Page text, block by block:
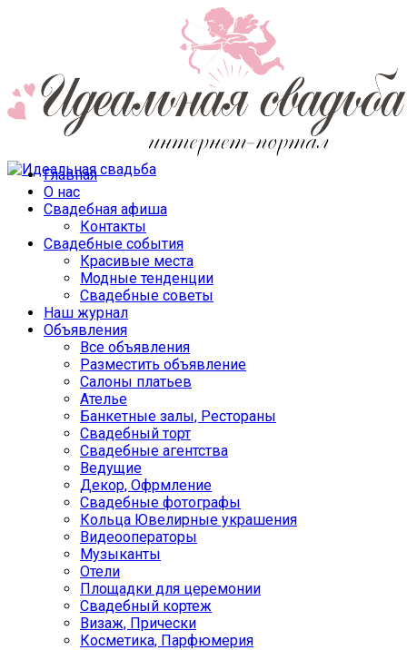
Главная
О нас
Свадебная афиша
Контакты
Свадебные события
Красивые места
Модные тенденции
Свадебные советы
Наш журнал
Объявления
Все объявления
Разместить объявление
Салоны платьев
Ателье
Банкетные залы, Рестораны
Свадебный торт
Свадебные агентства
Ведущие
Декор, Офрмление
Свадебные фотографы
Кольца Ювелирные украшения
Видеооператоры
Музыканты
Отели
Площадки для церемонии
Свадебный кортеж
Визаж, Прически
Косметика, Парфюмерия